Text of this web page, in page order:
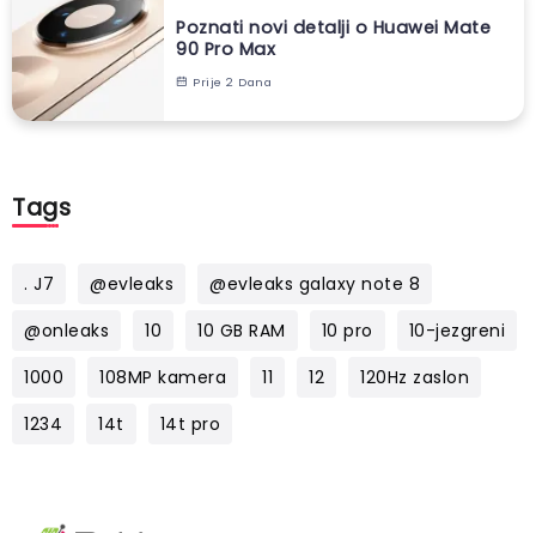
Poznati novi detalji o Huawei Mate
90 Pro Max
Prije 2 Dana
Tags
. J7 @evleaks
@evleaks galaxy note 8
@onleaks
10 10 GB RAM 10 pro
10-jezgreni
1000
108MP kamera 11 12
120Hz zaslon
1234
14t 14t pro